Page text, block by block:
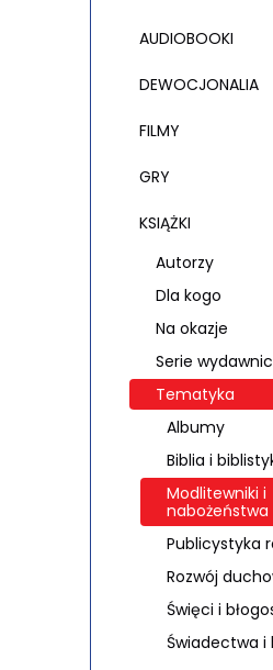
AUDIOBOOKI
DEWOCJONALIA
FILMY
GRY
KSIĄŻKI
Autorzy
Dla kogo
Na okazje
Serie
Tematyka
Albumy
Biblia i
Modlitewniki i
nabożeństwa
Publicystyka
Rozwój
Święci i
Świadectwa i